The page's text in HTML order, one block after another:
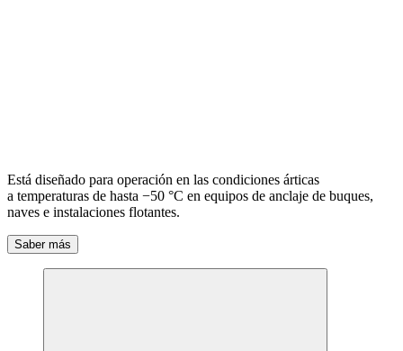
Está diseñado para operación en las condiciones árticas
a temperaturas de hasta −50 °С en equipos de anclaje de buques,
naves e instalaciones flotantes.
Saber más